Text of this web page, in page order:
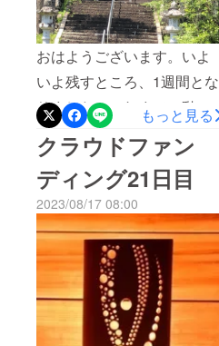
だきます。短い期間ではあ
りましたが、初めて挑戦し
たクラウドファンディン
グ、お願いすることへの難
しさや挑戦をしていくこと
への楽しさを高校生にも体
感してもらうことが出来ま
した。私自身、この挑戦を
機に、こういったイベント
やお祭りが一年二年と続
き、更には十年以上続くこ
とが出来れば、それが文化
となり人々の意識も変わっ
おはようございます。いよ
いよ残すところ、1週間とな
りました。これまでの動き
について報告させて頂く
と、上板町の方々について
は、クラウドファンディン
グを扱えないとのご意見が
多く、直接お伺いして説明
するを繰り返しておりまし
た。恐らくクラウドファン
ディング上では、達成が難
しいかと思いますが、最後
もっと見る
クラウドファン
ディング21日目
2023/08/17 08:00